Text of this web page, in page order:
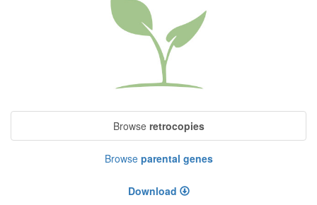
Browse retrocopies
Browse parental genes
Download